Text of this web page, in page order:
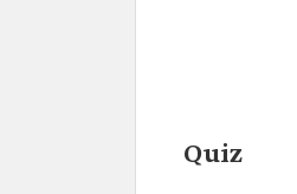
Quiz